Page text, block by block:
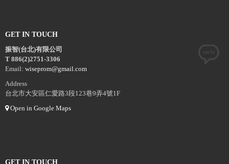
GET IN TOUCH
振智(台北)有限公司
T 886(2)2751-3306
Email: wiseprom@gmail.com
Address
台北市大安區仁愛路3段123巷9弄4號1F
Open in Google Maps
GET IN TOUCH